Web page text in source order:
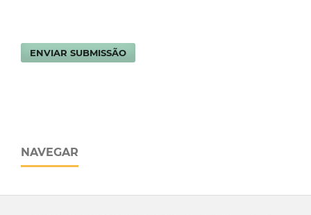
ENVIAR SUBMISSÃO
NAVEGAR